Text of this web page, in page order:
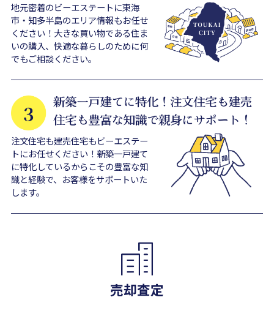
地元密着のビーエステートに東海
市・知多半島のエリア情報もお任せ
ください！大きな買い物である住ま
いの購入、快適な暮らしのために何
でもご相談ください。
注文住宅も建売住宅もビーエステー
トにお任せください！新築一戸建て
に特化しているからこその豊富な知
識と経験で、お客様をサポートいた
します。
売却査定